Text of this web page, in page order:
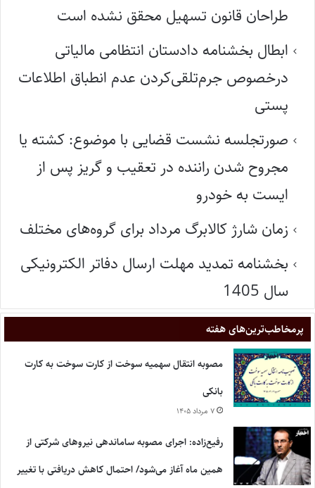
طراحان قانون تسهیل محقق نشده است
ابطال بخشنامه دادستان انتظامی مالیاتی
درخصوص جرم‌تلقی‌کردن عدم انطباق اطلاعات
پستی
صورتجلسه نشست قضایی با موضوع: کشته یا
مجروح شدن راننده در تعقیب و گریز پس از
ایست به خودرو
زمان شارژ کالابرگ مرداد برای گروه‌های مختلف
بخشنامه تمدید مهلت ارسال دفاتر الکترونیکی
سال 1405
پر‌مخاطب‌ترین‌های هفته
مصوبه انتقال سهمیه سوخت از کارت سوخت به کارت
بانکی
۷ مرداد ۱۴۰۵
رفیع‌زاده: اجرای مصوبه ساماندهی نیروهای شرکتی از
همین ماه آغاز می‌شود/ احتمال کاهش دریافتی با تغییر